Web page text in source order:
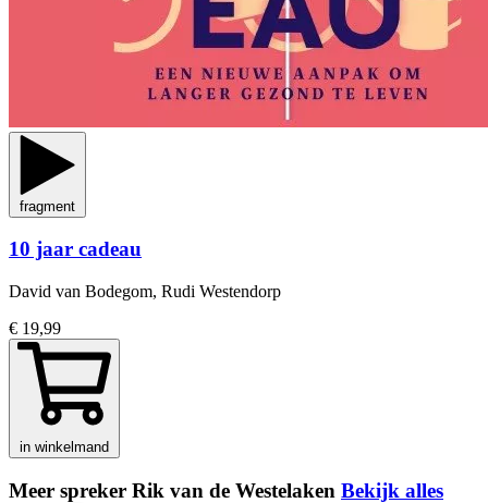
fragment
10 jaar cadeau
David van Bodegom, Rudi Westendorp
€ 19,99
in winkelmand
Meer spreker Rik van de Westelaken Bekijk alles